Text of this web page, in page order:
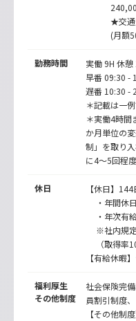
★交通
(月額
勤務時間
実働 9H 休憩
早番 09:30 -
遅番 10:30 -
＊記載は一
＊実働4時間
か月単位の
制」を取り
に4～5回程
休日
【休日】144
・年間休
・年次有
※社内規
（取得率
【有給休暇
福利厚生
その他制度
社会保険完
員割引制度
【その他制度